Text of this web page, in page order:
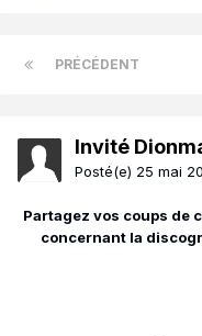
PRÉCÉDENT
Invité
Posté(e) 25 mai
Partagez vos coups de
concernant la